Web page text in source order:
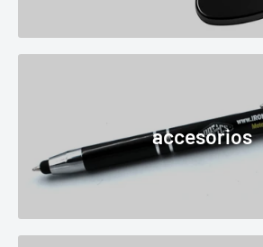
accesorios